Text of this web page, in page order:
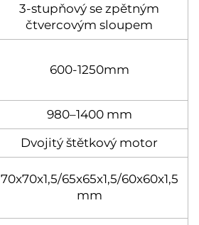
3‑stupňový se zpětným
čtvercovým sloupem
600-1250mm
980–1400 mm
Dvojitý štětkový motor
70x70x1,5/65x65x1,5/60x60x1,5
mm